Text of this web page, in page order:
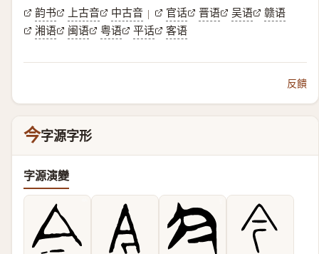
韵书 上古音 中古音 | 官话 晋语 吴语
赣语
湘语
闽语 粤语 平话 客语
反饋
今字源字形
字源演變